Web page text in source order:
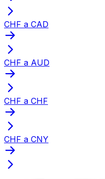
CHF a CAD
CHF a AUD
CHF a CHF
CHF a CNY